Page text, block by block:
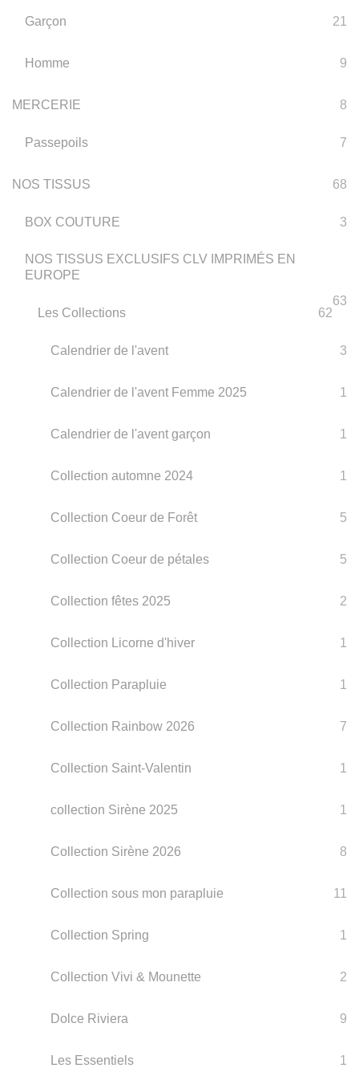
Garçon 21
Homme 9
MERCERIE 8
Passepoils 7
NOS TISSUS 68
BOX COUTURE 3
NOS TISSUS EXCLUSIFS CLV IMPRIMÉS EN
EUROPE
63
Les Collections
62
Calendrier de l'avent 3
Calendrier de l'avent Femme 2025 1
Calendrier de l'avent garçon 1
Collection automne 2024 1
Collection Coeur de Forêt 5
Collection Coeur de pétales 5
Collection fêtes 2025 2
Collection Licorne d'hiver 1
Collection Parapluie 1
Collection Rainbow 2026 7
Collection Saint-Valentin 1
collection Sirène 2025 1
Collection Sirène 2026 8
Collection sous mon parapluie 11
Collection Spring 1
Collection Vivi & Mounette 2
Dolce Riviera 9
Les Essentiels 1